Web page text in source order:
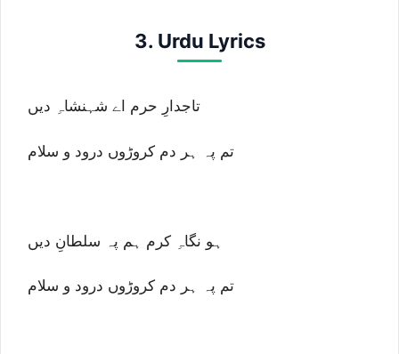
3. Urdu Lyrics
تاجدارِ حرم اے شہنشاہِ دیں
تم پہ ہر دم کروڑوں درود و سلام
ہو نگاہِ کرم ہم پہ سلطانِ دیں
تم پہ ہر دم کروڑوں درود و سلام